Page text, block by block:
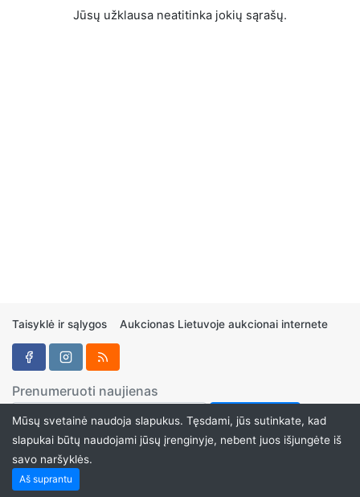
Jūsų užklausa neatitinka jokių sąrašų.
Taisyklė ir sąlygos Aukcionas Lietuvoje aukcionai internete
Prenumeruoti naujienas
Mūsų svetainė naudoja slapukus. Tęsdami, jūs sutinkate, kad
slapukai būtų naudojami jūsų įrenginyje, nebent juos išjungėte iš
savo naršyklės.
Aš suprantu